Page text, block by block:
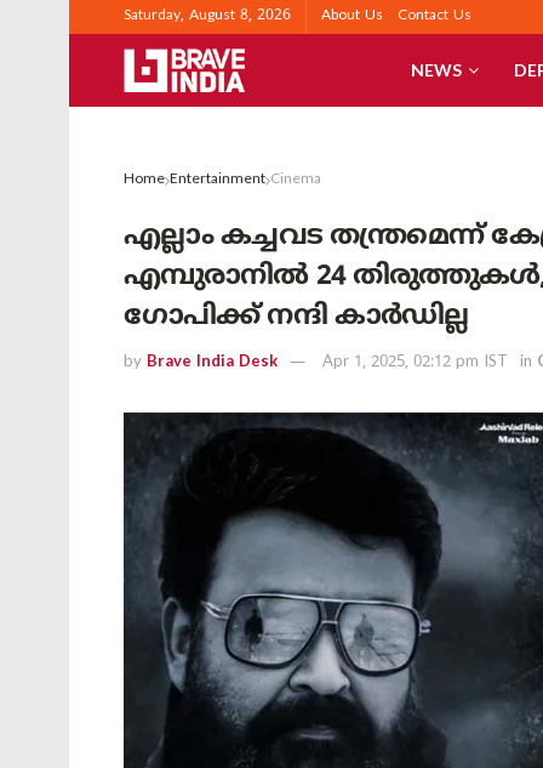
Saturday, August 8, 2026 About Us Contact Us
NEWS
Home Entertainment Cinema
എല്ലാം കച്ചവട തന്ത്രമെന്ന്
എമ്പുരാനിൽ 24 തിരുത്തുകൾ,
ഗോപിക്ക് നന്ദി കാർഡില്ല
by Brave India Desk Apr 1, 2025, 02:12 pm IST in